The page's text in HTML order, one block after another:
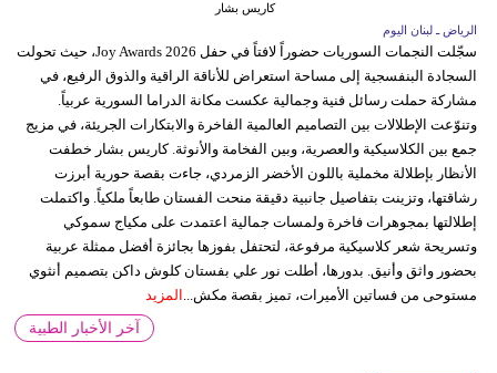
كاريس بشار
الرياض ـ لبنان اليوم
سجّلت النجمات السوريات حضوراً لافتاً في حفل Joy Awards 2026، حيث تحولت
السجادة البنفسجية إلى مساحة استعراض للأناقة الراقية والذوق الرفيع، في
مشاركة حملت رسائل فنية وجمالية عكست مكانة الدراما السورية عربياً.
وتنوّعت الإطلالات بين التصاميم العالمية الفاخرة والابتكارات الجريئة، في مزيج
جمع بين الكلاسيكية والعصرية، وبين الفخامة والأنوثة. كاريس بشار خطفت
الأنظار بإطلالة مخملية باللون الأخضر الزمردي، جاءت بقصة حورية أبرزت
رشاقتها، وتزينت بتفاصيل جانبية دقيقة منحت الفستان طابعاً ملكياً. واكتملت
إطلالتها بمجوهرات فاخرة ولمسات جمالية اعتمدت على مكياج سموكي
وتسريحة شعر كلاسيكية مرفوعة، لتحتفل بفوزها بجائزة أفضل ممثلة عربية
بحضور واثق وأنيق. بدورها، أطلت نور علي بفستان كلوش داكن بتصميم أنثوي
مستوحى من فساتين الأميرات، تميز بقصة مكش... المزيد
آخر الأخبار الطبية